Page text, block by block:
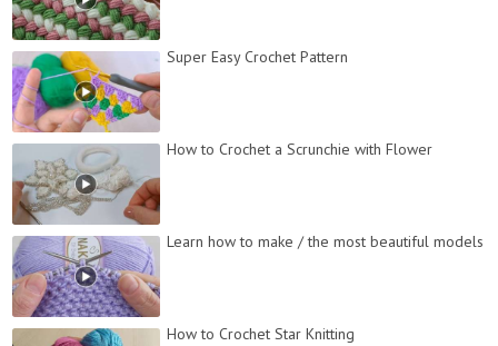
Super Easy Crochet Pattern
How to Crochet a Scrunchie with Flower
Learn how to make / the most beautiful models
How to Crochet Star Knitting